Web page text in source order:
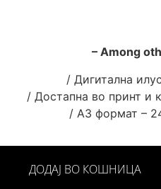
– Among
/ Дигитална
/ Достапна во принт и
/ А3 формат –
ДОДАЈ ВО КОШНИЦА